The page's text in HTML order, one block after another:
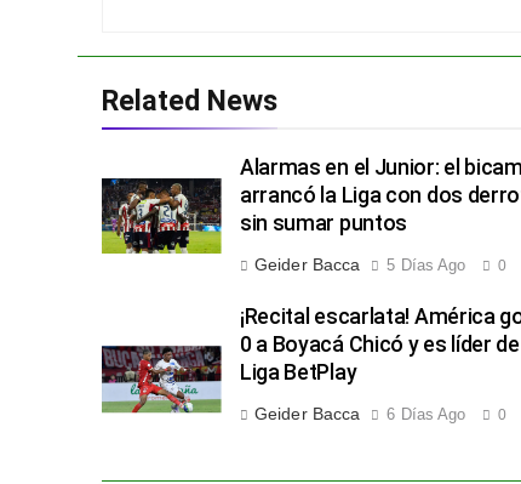
Related News
Alarmas en el Junior: el
arrancó la Liga con dos
sin sumar puntos
Geider Bacca 5 Días Ago 0
¡Recital escarlata! América
0 a Boyacá Chicó y es líder
Liga BetPlay
Geider Bacca 6 Días Ago 0